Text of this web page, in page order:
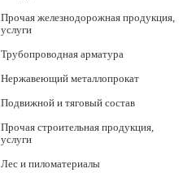
Прочая железнодорожная продукция,
услуги
Трубопроводная арматура
Нержавеющий металлопрокат
Подвижной и тяговый состав
Прочая строительная продукция,
услуги
Лес и пиломатериалы